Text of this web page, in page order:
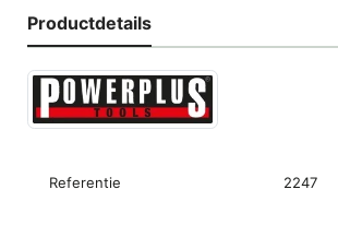
Productdetails
Referentie 2247